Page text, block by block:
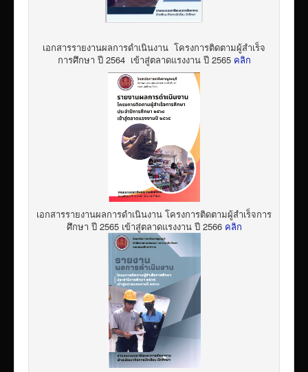
เอกสารรายงานผลการดำเนินงาน โครงการติดตามผู้สำเร็จ
การศึกษา ปี 2564 เข้าสู่ตลาดแรงงาน ปี 2565 คลิก
เอกสารรายงานผลการดำเนินงาน โครงการติดตามผู้สำเร็จการ
ศึกษา ปี 2565 เข้าสู่ตลาดแรงงาน ปี 2566 คลิก